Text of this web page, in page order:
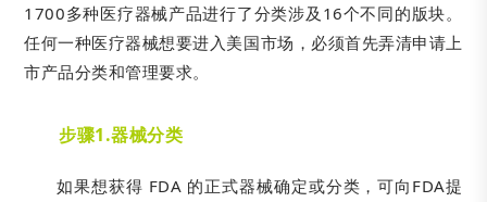
1700多种医疗器械产品进行了分类涉及16个不同的版块。
任何一种医疗器械想要进入美国市场，必须首先弄清申请上
市产品分类和管理要求。
步骤1.器械分类
如果想获得 FDA 的正式器械确定或分类，可向FDA提